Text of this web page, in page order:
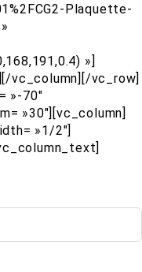
Plaquette-
»]
vc_column][/vc_row]
»-70″
»30″][vc_column]
»1/2″]